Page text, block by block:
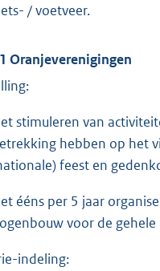
/ voetveer.
Oranjeverenigingen
stimuleren van
hebben op het
feest en
ééns per 5 jaar
voor de
indeling: